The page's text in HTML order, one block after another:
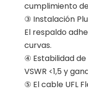
cumplimiento
③ Instalación
El respaldo
curvas.
④ Estabilidad
VSWR <1,5 y
⑤ El cable UFL